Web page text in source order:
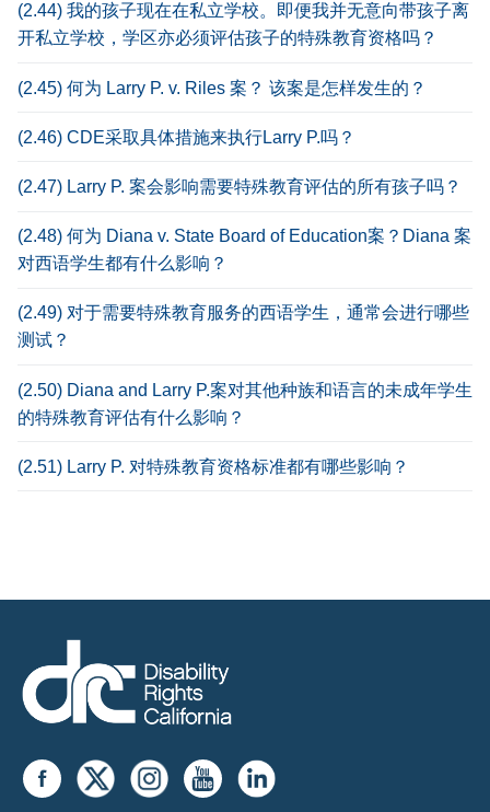
(2.44) 我的孩子现在在私立学校。即便我并无意向带孩子离
开私立学校，学区亦必须评估孩子的特殊教育资格吗？
(2.45) 何为 Larry P. v. Riles 案？ 该案是怎样发生的？
(2.46) CDE采取具体措施来执行Larry P.吗？
(2.47) Larry P. 案会影响需要特殊教育评估的所有孩子吗？
(2.48) 何为 Diana v. State Board of Education案？Diana 案
对西语学生都有什么影响？
(2.49) 对于需要特殊教育服务的西语学生，通常会进行哪些
测试？
(2.50) Diana and Larry P.案对其他种族和语言的未成年学生
的特殊教育评估有什么影响？
(2.51) Larry P. 对特殊教育资格标准都有哪些影响？